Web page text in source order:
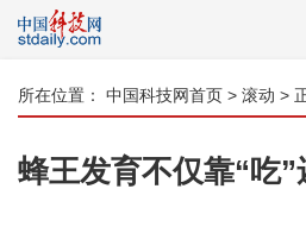
所在位置： 中国科技网首页 > 滚动 >
蜂王发育不仅靠“吃”